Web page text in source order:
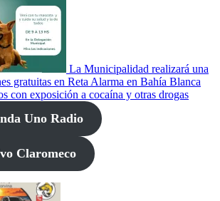
La Municipalidad realizará una
gratuitas en Reta Alarma en Bahía Blanca
con exposición a cocaína y otras drogas
Uno Radio
Claromeco